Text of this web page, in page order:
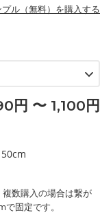
ロスなどの暮らしの
ムス
ル（無料）を購入する
円 〜 1,100円
数購入の場合は繋が
固定です。